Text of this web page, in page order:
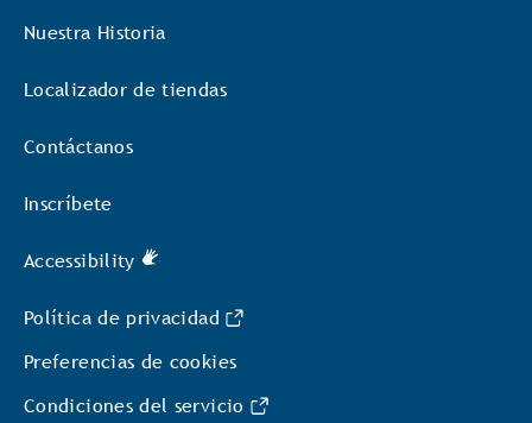
Nuestra Historia
Localizador de tiendas
Contáctanos
Inscríbete
Accessibility
Política de privacidad
Preferencias de cookies
Condiciones del servicio